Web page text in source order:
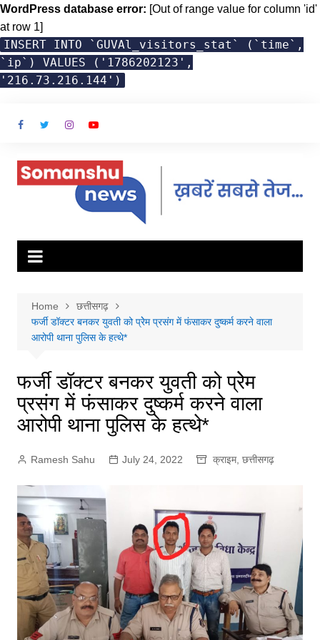
WordPress database error: [Out of range value for column 'id'
at row 1]
INSERT INTO `GUVAl_visitors_stat` (`time`,
`ip`) VALUES ('1786202123',
'216.73.216.144')
Home
छत्तीसगढ़
फर्जी डॉक्टर बनकर युवती को प्रेेम प्रसंग में फंसाकर दुष्कर्म करने वाला
आरोपी थाना पुलिस के हत्थे*
फर्जी डॉक्टर बनकर युवती को प्रेेम
प्रसंग में फंसाकर दुष्कर्म करने वाला
आरोपी थाना पुलिस के हत्थे*
Ramesh Sahu July 24, 2022 क्राइम, छत्तीसगढ़